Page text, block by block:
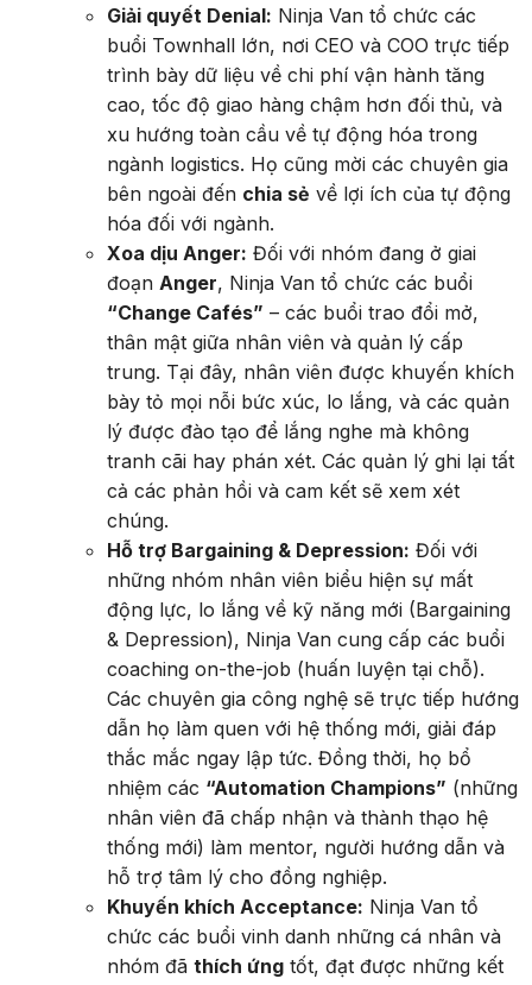
Giải quyết Denial: Ninja Van tổ chức các
buổi Townhall lớn, nơi CEO và COO trực tiếp
trình bày dữ liệu về chi phí vận hành tăng
cao, tốc độ giao hàng chậm hơn đối thủ, và
xu hướng toàn cầu về tự động hóa trong
ngành logistics. Họ cũng mời các chuyên gia
bên ngoài đến chia sẻ về lợi ích của tự động
hóa đối với ngành.
Xoa dịu Anger: Đối với nhóm đang ở giai
đoạn Anger, Ninja Van tổ chức các buổi
“Change Cafés” – các buổi trao đổi mở,
thân mật giữa nhân viên và quản lý cấp
trung. Tại đây, nhân viên được khuyến khích
bày tỏ mọi nỗi bức xúc, lo lắng, và các quản
lý được đào tạo để lắng nghe mà không
tranh cãi hay phán xét. Các quản lý ghi lại tất
cả các phản hồi và cam kết sẽ xem xét
chúng.
Hỗ trợ Bargaining & Depression: Đối với
những nhóm nhân viên biểu hiện sự mất
động lực, lo lắng về kỹ năng mới (Bargaining
& Depression), Ninja Van cung cấp các buổi
coaching on-the-job (huấn luyện tại chỗ).
Các chuyên gia công nghệ sẽ trực tiếp hướng
dẫn họ làm quen với hệ thống mới, giải đáp
thắc mắc ngay lập tức. Đồng thời, họ bổ
nhiệm các “Automation Champions” (những
nhân viên đã chấp nhận và thành thạo hệ
thống mới) làm mentor, người hướng dẫn và
hỗ trợ tâm lý cho đồng nghiệp.
Khuyến khích Acceptance: Ninja Van tổ
chức các buổi vinh danh những cá nhân và
nhóm đã thích ứng tốt, đạt được những kết